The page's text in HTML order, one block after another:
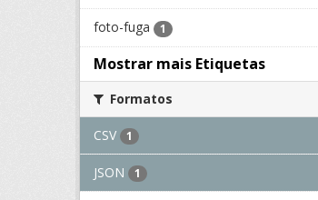
foto-fuga 1
Mostrar mais Etiquetas
Formatos
CSV 1
JSON 1